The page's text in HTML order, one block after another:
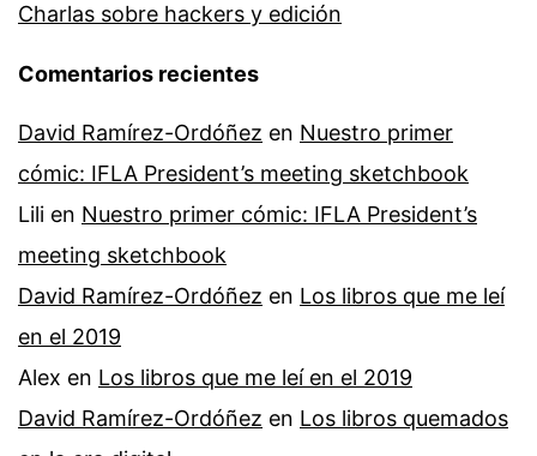
Charlas sobre hackers y edición
Comentarios recientes
David Ramírez-Ordóñez en Nuestro primer
cómic: IFLA President’s meeting sketchbook
Lili en Nuestro primer cómic: IFLA President’s
meeting sketchbook
David Ramírez-Ordóñez en Los libros que me leí
en el 2019
Alex en Los libros que me leí en el 2019
David Ramírez-Ordóñez en Los libros quemados